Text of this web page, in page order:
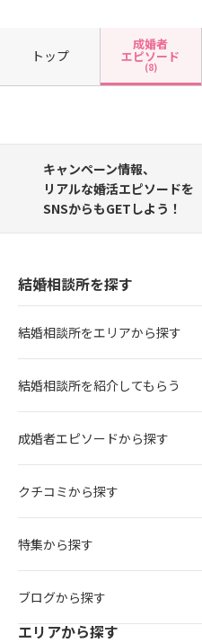
トップ
成婚者
エピソード
(8)
キャンペーン情報、
リアルな婚活エピソードを
SNSからもGETしよう！
結婚相談所を探す
結婚相談所をエリアから探す
結婚相談所を紹介してもらう
成婚者エピソードから探す
クチコミから探す
特集から探す
ブログから探す
エリアから探す